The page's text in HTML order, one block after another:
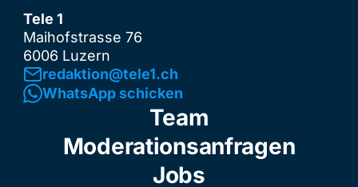
Tele 1
Maihofstrasse 76
6006 Luzern
redaktion@tele1.ch
WhatsApp schicken
Team
Moderationsanfragen
Jobs